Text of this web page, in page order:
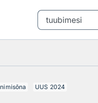
nimisõna UUS 2024